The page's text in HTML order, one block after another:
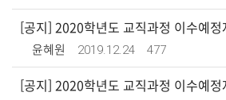
윤혜원 2019.12.24 477
[공지] 2020학년도 교직과정 이수예정